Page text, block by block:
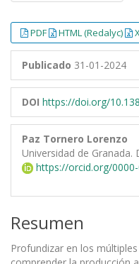
PDF HTML (Redalyc)
Publicado 31-01-2024
DOI https://doi.org/
Paz Tornero Lorenzo
Universidad de Granada.
https://orcid.org/
Resumen
Profundizar en los